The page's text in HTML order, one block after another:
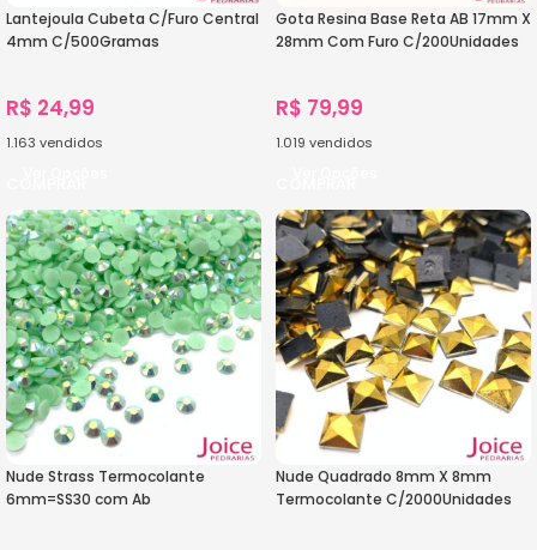
Lantejoula Cubeta C/Furo Central
4mm C/500Gramas
R$ 24,99
1.163 vendidos
Gota Resina Base Reta AB 17mm X
28mm Com Furo C/200Unidades
R$ 79,99
1.019 vendidos
Nude Strass Termocolante
6mm=SS30 com Ab
Nude Quadrado 8mm X 8mm
Termocolante C/2000Unidades